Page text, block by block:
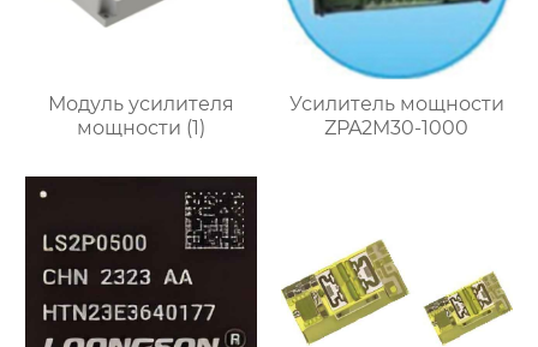
Модуль усилителя
мощности (1)
Усилитель мощности
ZPA2M30-1000